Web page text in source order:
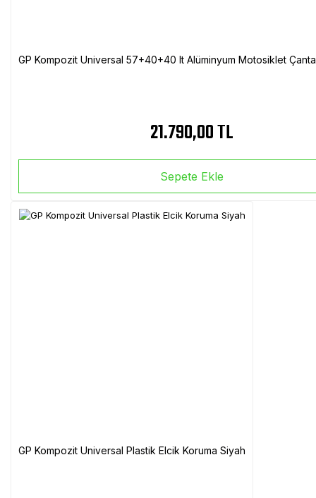
GP Kompozit Universal 57+40+40 lt Alüminyum Motosiklet
21.790,00 TL
Sepete Ekle
GP Kompozit Universal Plastik Elcik Koruma Siyah